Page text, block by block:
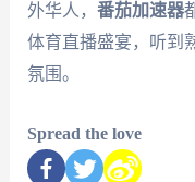
外华人， 番茄加速器
体育直播盛宴，听到
氛围。
Spread the love